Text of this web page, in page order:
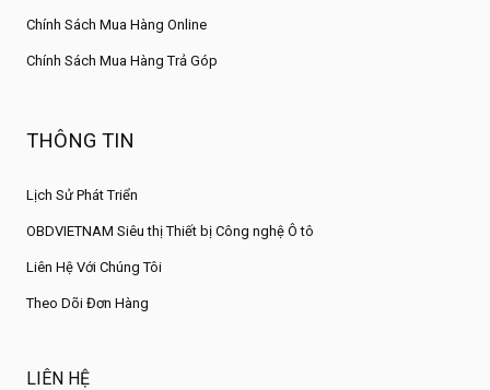
Chính Sách Mua Hàng Online
Chính Sách Mua Hàng Trả Góp
THÔNG TIN
Lịch Sử Phát Triển
OBDVIETNAM Siêu thị Thiết bị Công nghệ Ô tô
Liên Hệ Với Chúng Tôi
Theo Dõi Đơn Hàng
LIÊN HỆ